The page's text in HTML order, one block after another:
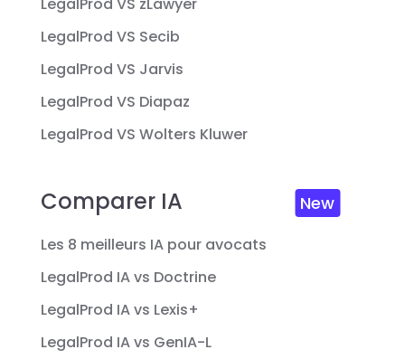
LegalProd VS Secib
LegalProd VS Jarvis
LegalProd VS Diapaz
LegalProd VS Wolters Kluwer
Comparer IA New
Les 8 meilleurs IA pour avocats
LegalProd IA vs Doctrine
LegalProd IA vs Lexis+
LegalProd IA vs GenIA-L